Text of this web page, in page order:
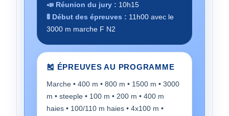
📣 Réunion du jury : 10h15
🚦 Début des épreuves : 11h00 avec le
3000 m marche F N2
🎽 ÉPREUVES AU PROGRAMME
Marche • 400 m • 800 m • 1500 m • 3000
m • steeple • 100 m • 200 m • 400 m
haies • 100/110 m haies • 4x100 m •